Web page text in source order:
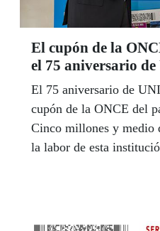
El cupón de la
el 75 aniversario
El 75 aniversario de
cupón de la ONCE del
Cinco millones y medio
la labor de esta